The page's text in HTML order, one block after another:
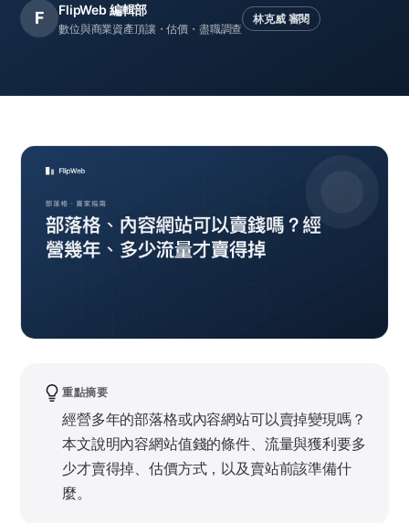
F FlipWeb 編輯部
數位與商業資產頂讓・估價・盡職調查
林克威 審閱
重點摘要
經營多年的部落格或內容網站可以賣掉變現嗎？
本文說明內容網站值錢的條件、流量與獲利要多
少才賣得掉、估價方式，以及賣站前該準備什
麼。